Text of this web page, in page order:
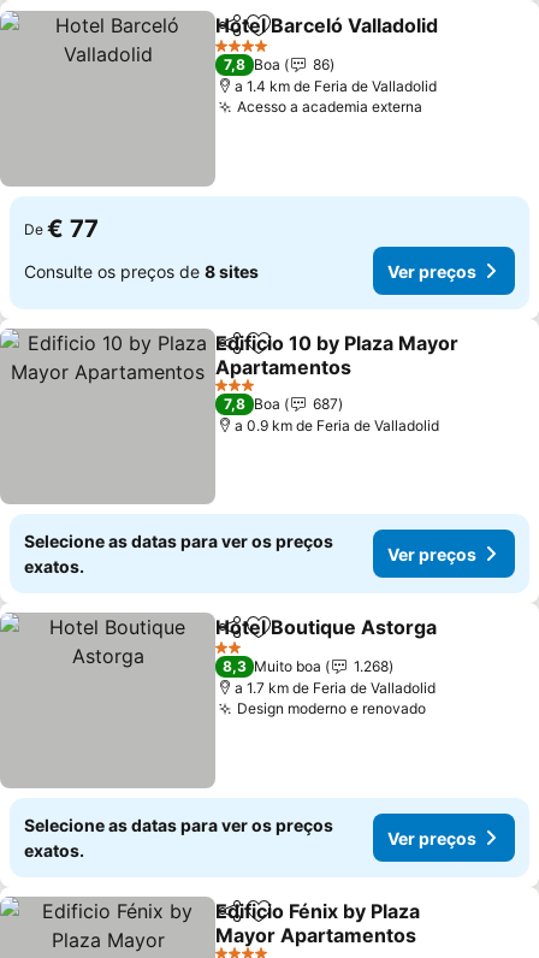
PartilharAdicionar aos favoritos
Hotel Barceló Valladolid
4 Estrelas
7,8 Boa
86
a 1.4 km de Feria de Valladolid
Acesso a academia externa
De € 77
Consulte os preços de 8 sites Ver preços
PartilharAdicionar aos favoritos
Edificio 10 by Plaza Mayor
Apartamentos
3 Estrelas
7,8 Boa
687
a 0.9 km de Feria de Valladolid
Selecione as datas para ver os preços
exatos.
Ver preços
PartilharAdicionar aos favoritos
Hotel Boutique Astorga
2 Estrelas
8,3 Muito boa
1.268
a 1.7 km de Feria de Valladolid
Design moderno e renovado
Selecione as datas para ver os preços
exatos.
Ver preços
PartilharAdicionar aos favoritos
Edificio Fénix by Plaza
Mayor Apartamentos